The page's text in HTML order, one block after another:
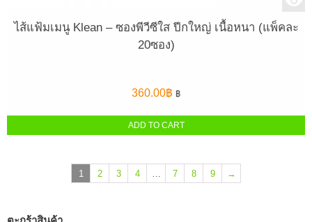
ไส้แฟ้มเมนู Klean – ซองพีวีซีใส ปีกใหญ่ เนื้อหนา (แพ็คละ
20ซอง)
360.00฿ ฿
ADD TO CART
1 2 3 4 7 8 9 →